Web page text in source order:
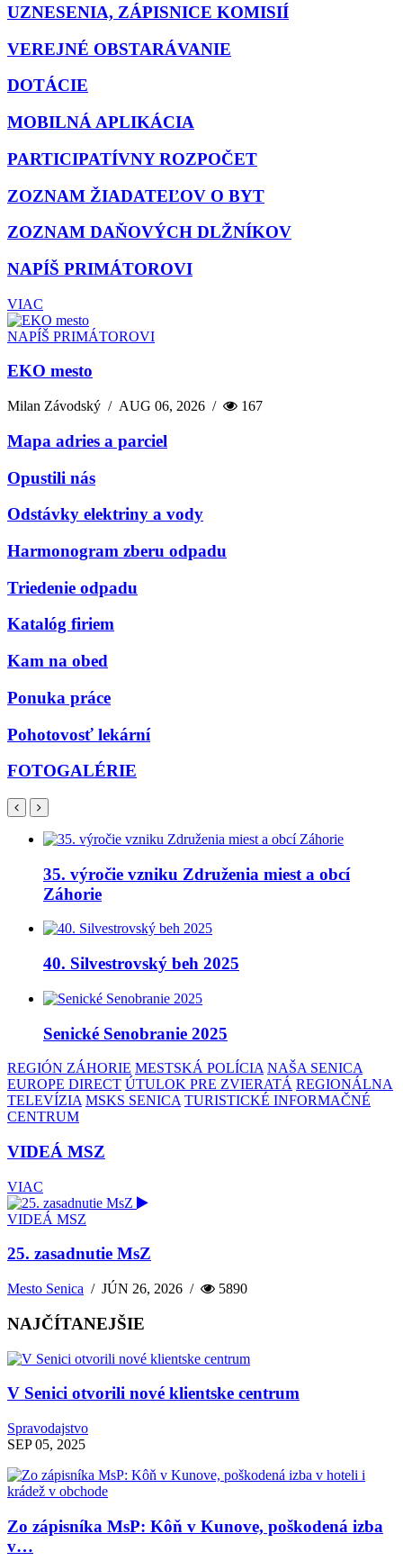
UZNESENIA, ZÁPISNICE KOMISIÍ
VEREJNÉ OBSTARÁVANIE
DOTÁCIE
MOBILNÁ APLIKÁCIA
PARTICIPATÍVNY ROZPOČET
ZOZNAM ŽIADATEĽOV O BYT
ZOZNAM DAŇOVÝCH DLŽNÍKOV
NAPÍŠ PRIMÁTOROVI
VIAC
NAPÍŠ PRIMÁTOROVI
EKO mesto
Milan Závodský /AUG 06, 2026 / 167
Mapa adries a parciel
Opustili nás
Odstávky elektriny a vody
Harmonogram zberu odpadu
Triedenie odpadu
Katalóg firiem
Kam na obed
Ponuka práce
Pohotovosť lekární
FOTOGALÉRIE
35. výročie vzniku Združenia miest a obcí
Záhorie
40. Silvestrovský beh 2025
Senické Senobranie 2025
REGIÓN ZÁHORIE MESTSKÁ POLÍCIA NAŠA SENICA
EUROPE DIRECT ÚTULOK PRE ZVIERATÁ REGIONÁLNA
TELEVÍZIA MSKS SENICA TURISTICKÉ INFORMAČNÉ
CENTRUM
VIDEÁ MSZ
VIAC
VIDEÁ MSZ
25. zasadnutie MsZ
Mesto Senica /JÚN 26, 2026 / 5890
NAJČÍTANEJŠIE
V Senici otvorili nové klientske centrum
Spravodajstvo
SEP 05, 2025
Zo zápisníka MsP: Kôň v Kunove, poškodená izba
v…